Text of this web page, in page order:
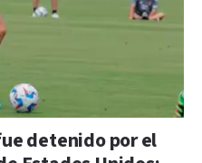
detenido por el